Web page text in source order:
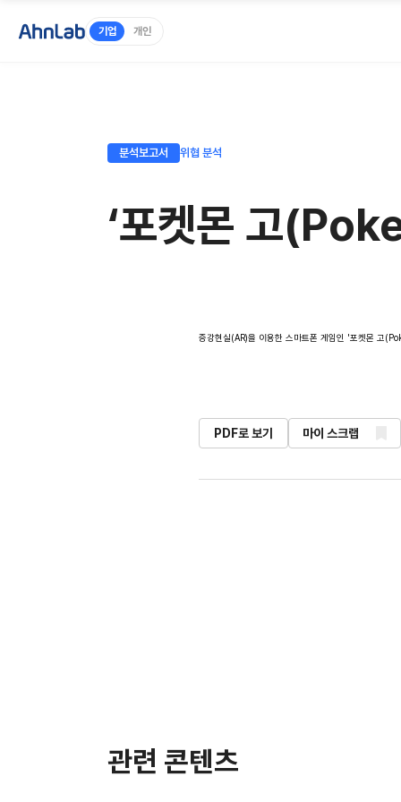
기업 개인
분석보고서 위협 분석
‘포켓몬 고
증강현실(AR)을 이용한 스마트폰 게임인 '포켓몬 고
PDF로 보기 마이 스크랩
관련 콘텐츠